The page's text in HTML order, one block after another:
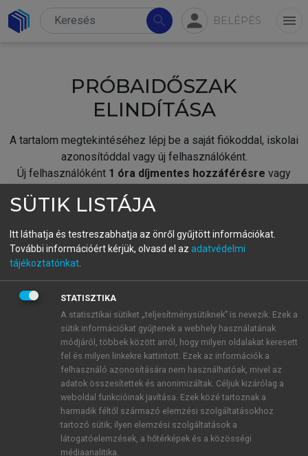
search person BELÉPÉS menu
PRÓBAIDŐSZAK
ELINDÍTÁSA
A tartalom megtekintéséhez lépj be a saját fiókoddal, iskolai
azonosítóddal vagy új felhasználóként.
Új felhasználóként 1 óra díjmentes hozzáférésre vagy
fiókoddal,vagy hozz létre új fiókot.
A regisztráció után apróbaidőszakautomatikusan
BELÉPÉS SAJÁT FIÓKKAL
ÚJ FIÓK LÉTREHOZÁSA
1 óra díjmentes hozzáférés
E-MAIL-CÍM
SÜTIK LISTÁJA
Itt láthatja és testreszabhatja az önről gyűjtött információkat.
További információért kérjük, olvasd el az adatvédelmi
tájékoztatónkat
STATISZTIKA
A statisztikai sütiket „teljesítménysütiknek” is nevezik. Ezek a
sütik információkat gyűjtenek a webhely használatának
módjáról, többek között arról, hogy milyen oldalakat keresett
fel és milyen linkekre kattintott. Ezek az információk a
felhasználó azonosítására nem használhatóak, mivel az
adatok összesítettek és anonimizáltak. Céljuk kizárólag a
weboldal funkcióinak javítása. Ezek közé tartoznak a
harmadik féltől származó elemzési szolgáltatásokhoz
tartozó sütik; ilyen elemzési szolgáltatások a
látogatóelemzések, a hőtérképek és a közösségi
médiaanalitika.